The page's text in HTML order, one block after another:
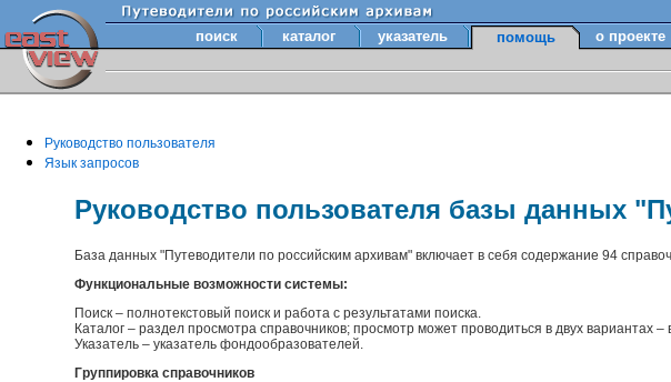
поиск каталог указатель помощь о проекте
Руководство пользователя
Язык запросов
Руководство пользователя базы данных
База данных "Путеводители по российским архивам" включает в себя содержание 94
Функциональные возможности системы:
Поиск – полнотекстовый поиск и работа с результатами поиска.
Каталог – раздел просмотра справочников; просмотр может проводиться в двух вариантах
Указатель – указатель фондообразователей.
Группировка справочников